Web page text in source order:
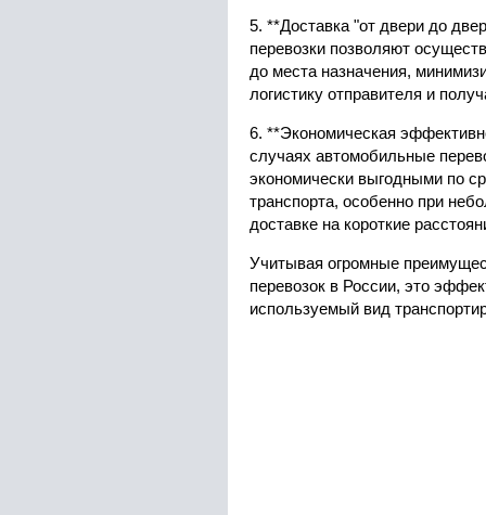
5. **Доставка "от двери до
перевозки позволяют
до места назначения,
логистику отправителя и
6. **Экономическая
случаях автомобильные
экономически выгодными по
транспорта, особенно при
доставке на короткие
Учитывая огромные
перевозок в России, это
используемый вид